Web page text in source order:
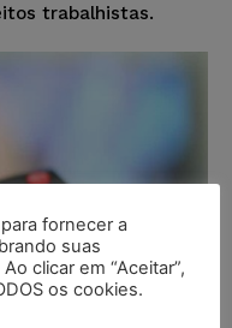
trabalhistas.
fornecer a
suas
clicar em “Aceitar”,
os cookies.